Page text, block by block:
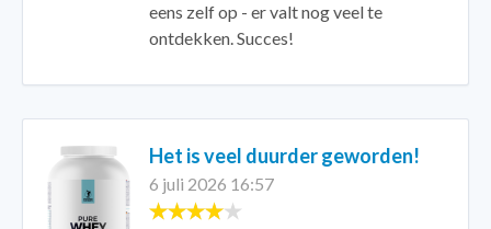
eens zelf op - er valt nog veel te
ontdekken. Succes!
Het is veel duurder geworden!
6 juli 2026 16:57